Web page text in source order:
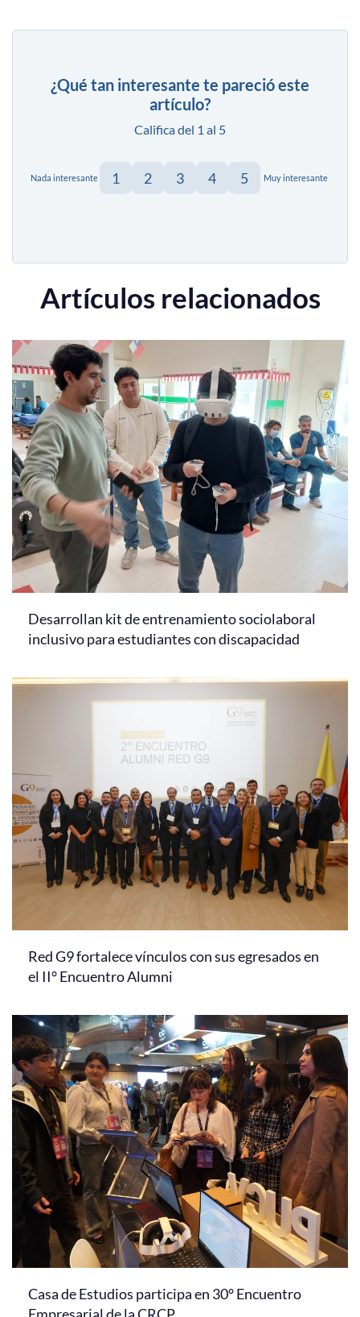
¿Qué tan interesante te pareció este
artículo?
Califica del 1 al 5
Nada interesante 1 2 3 4 5 Muy interesante
Artículos relacionados
Desarrollan kit de entrenamiento sociolaboral
inclusivo para estudiantes con discapacidad
Red G9 fortalece vínculos con sus egresados en
el II° Encuentro Alumni
Casa de Estudios participa en 30° Encuentro